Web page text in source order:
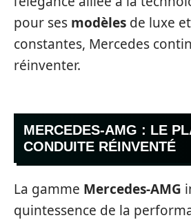
pour ses modèles de luxe
constantes, Mercedes
réinventer.
MERCEDES-AMG : LE
CONDUITE RÉINVENTÉ
La gamme Mercedes-AMG
quintessence de la